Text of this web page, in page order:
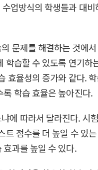
업방식의 학생들과 대
문제를 해결하는 것에
습할 수 있도록 연기
효율성의 증가와 같다.
학습 효율은 높아진다.
에 따라서 달라진다.
트 점수를 더 높일 수 있
과를 높일 수 있다.